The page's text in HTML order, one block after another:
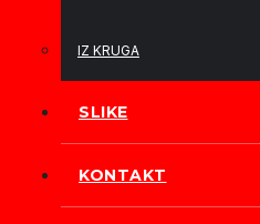
IZ KRUGA
SLIKE
KONTAKT